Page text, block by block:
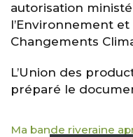
autorisation
l’Environnement
Changements
L’Union des
préparé le
Ma bande riveraine